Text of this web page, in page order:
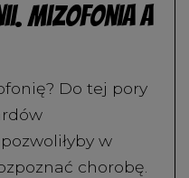
Mizofonia a
Do tej pory
w
chorobę.